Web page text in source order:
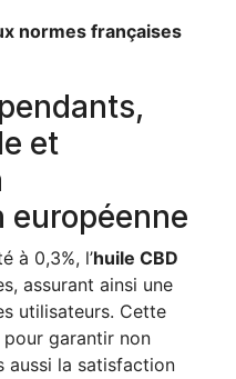
normes françaises
et
européenne
à 0,3%, l’huile CBD
assurant ainsi une
utilisateurs. Cette
garantir non
aussi la satisfaction